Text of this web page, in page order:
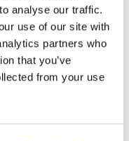
analyse our traffic.
use of our site with
partners who
that you’ve
from your use
Map